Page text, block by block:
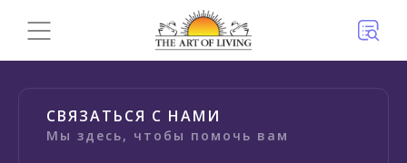
СВЯЗАТЬСЯ С НАМИ
Мы здесь, чтобы помочь вам